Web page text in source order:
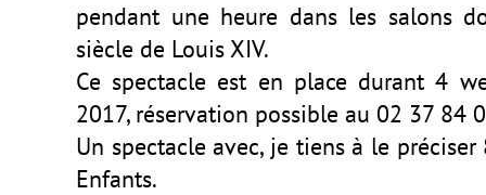
pendant une heure dans les salons
siècle de Louis XIV.
Ce spectacle est en place durant 4
2017, réservation possible au 02 37 84
Un spectacle avec, je tiens à le
Enfants.